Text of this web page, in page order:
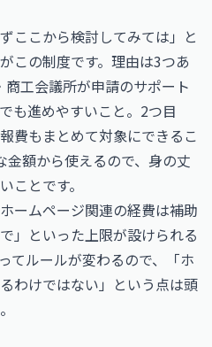
ここから検討してみては」と
この制度です。理由は3つあ
商工会議所が申請のサポート
も進めやすいこと。2つ目
費もまとめて対象にできるこ
金額から使えるので、身の丈
ことです。
ームページ関連の経費は補助
」といった上限が設けられる
てルールが変わるので、「ホ
わけではない」という点は頭